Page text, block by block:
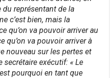
du représentant de la
c’est bien, mais la
qu’on va pouvoir arriver au
qu’on va pouvoir arriver à
nouveau sur les pertes et
secrétaire exécutif: « Le
pourquoi en tant que